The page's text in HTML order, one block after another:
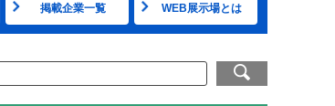
掲載企業一覧 WEB展示場とは